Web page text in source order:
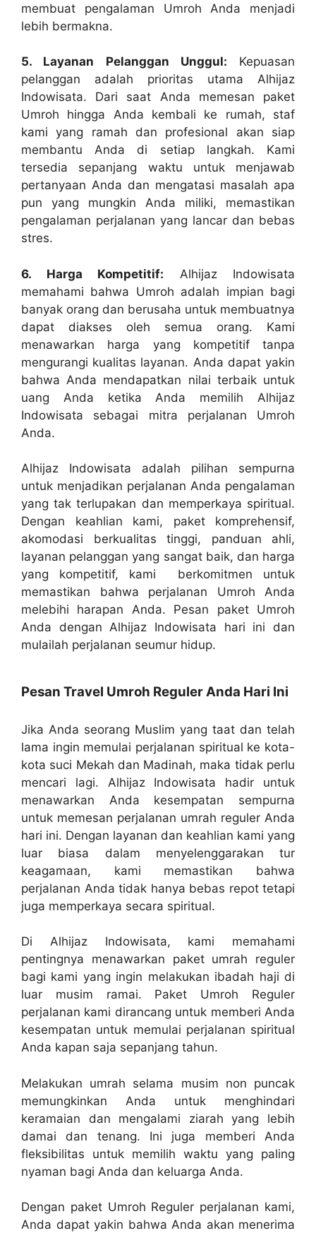
membuat pengalaman Umroh Anda menjadi
lebih bermakna.
5. Layanan Pelanggan Unggul: Kepuasan
pelanggan adalah prioritas utama Alhijaz
Indowisata. Dari saat Anda memesan paket
Umroh hingga Anda kembali ke rumah, staf
kami yang ramah dan profesional akan siap
membantu Anda di setiap langkah. Kami
tersedia sepanjang waktu untuk menjawab
pertanyaan Anda dan mengatasi masalah apa
pun yang mungkin Anda miliki, memastikan
pengalaman perjalanan yang lancar dan bebas
stres.
6. Harga Kompetitif: Alhijaz Indowisata
memahami bahwa Umroh adalah impian bagi
banyak orang dan berusaha untuk membuatnya
dapat diakses oleh semua orang. Kami
menawarkan harga yang kompetitif tanpa
mengurangi kualitas layanan. Anda dapat yakin
bahwa Anda mendapatkan nilai terbaik untuk
uang Anda ketika Anda memilih Alhijaz
Indowisata sebagai mitra perjalanan Umroh
Anda.
Alhijaz Indowisata adalah pilihan sempurna
untuk menjadikan perjalanan Anda pengalaman
yang tak terlupakan dan memperkaya spiritual.
Dengan keahlian kami, paket komprehensif,
akomodasi berkualitas tinggi, panduan ahli,
layanan pelanggan yang sangat baik, dan harga
yang kompetitif, kami berkomitmen untuk
memastikan bahwa perjalanan Umroh Anda
melebihi harapan Anda. Pesan paket Umroh
Anda dengan Alhijaz Indowisata hari ini dan
mulailah perjalanan seumur hidup.
Pesan Travel Umroh Reguler Anda Hari Ini
Jika Anda seorang Muslim yang taat dan telah
lama ingin memulai perjalanan spiritual ke kota-
kota suci Mekah dan Madinah, maka tidak perlu
mencari lagi. Alhijaz Indowisata hadir untuk
menawarkan Anda kesempatan sempurna
untuk memesan perjalanan umrah reguler Anda
hari ini. Dengan layanan dan keahlian kami yang
luar biasa dalam menyelenggarakan tur
keagamaan, kami memastikan bahwa
perjalanan Anda tidak hanya bebas repot tetapi
juga memperkaya secara spiritual.
Di Alhijaz Indowisata, kami memahami
pentingnya menawarkan paket umrah reguler
bagi kami yang ingin melakukan ibadah haji di
luar musim ramai. Paket Umroh Reguler
perjalanan kami dirancang untuk memberi Anda
kesempatan untuk memulai perjalanan spiritual
Anda kapan saja sepanjang tahun.
Melakukan umrah selama musim non puncak
memungkinkan Anda untuk menghindari
keramaian dan mengalami ziarah yang lebih
damai dan tenang. Ini juga memberi Anda
fleksibilitas untuk memilih waktu yang paling
nyaman bagi Anda dan keluarga Anda.
Dengan paket Umroh Reguler perjalanan kami,
Anda dapat yakin bahwa Anda akan menerima